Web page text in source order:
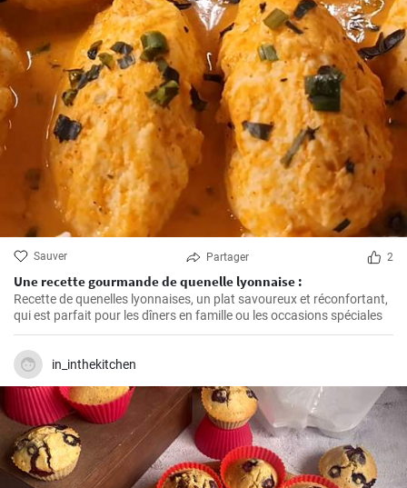
Sauver Partager 2
Une recette gourmande de quenelle lyonnaise :
Recette de quenelles lyonnaises, un plat savoureux et réconfortant,
qui est parfait pour les dîners en famille ou les occasions spéciales
in_inthekitchen